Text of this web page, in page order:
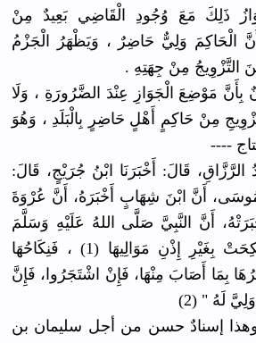
ذَلِكَ مَعَ وُجُودِ الْقَاضِي بَعِيدٌ مِنْ
الْحَاكِمَ وَلِيٌّ حَاضِرٌ ، وَيَظْهَرُ الْجَزْمُ
التَّزْوِيجُ مِنْ جِهَتِهِ .
بِأَنَّ مَوْضِعَ الْجَوَازِ عِنْدَ الضَّرُورَةِ ، وَلَا
مِنْ حَاكِمٍ أَهْلٍ حَاضِرٍ بِالْبَلَدِ ، وَهُوَ
----
عَبْدُ الرَّزَّاقِ، قَالَ: أَخْبَرَنَا ابْنُ جُرَيْجٍ، قَالَ:
أَنَّ ابْنَ شِهَابٍ أَخْبَرَهُ، أَنَّ عُرْوَةَ
أَنَّ النَّبِيَّ صَلَّى اللهُ عَلَيْهِ وَسَلَّمَ
قَالَ: " أَيُّمَا امْرَأَةٍ نُكِحَتْ بِغَيْرِ إِذْنِ مَوَالِيهَا (1) ، فَنِكَاحُهَا
بِمَا أَصَابَ مِنْهَا، فَإِنْ اشْتَجَرُوا، فَإِنَّ
لَهُ " (2)
إسنادٌ حسن من أجل سليمان بن